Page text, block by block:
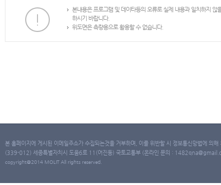
본내용은 프로그램 및 데이타등의 오류로 실제 내용과 일치하지
하시기 바랍니다.
위도면은 측량용으로 활용할 수 없습니다.
본 홈페이지에 게시된 이메일주소가 수집되는것을 거부하며, 이를 위반할 시 정보통신망법에 의
(339-012) 세종특별자치시 도움6로 11(어진동) 국토교통부 (온라인 문의 :
copyright@2014 MOLIT All rights reserved.